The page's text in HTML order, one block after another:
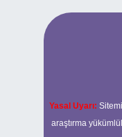
Yasal Uyarı:
araştırma